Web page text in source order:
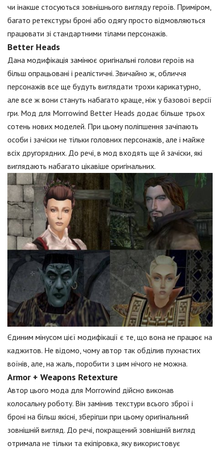
чи інакше стосуються зовнішнього вигляду героїв. Приміром,
багато ретекстуры броні або одягу просто відмовляються
працювати зі стандартними тілами персонажів.
Better Heads
Дана модифікація замінює оригінальні голови героїв на
більш опрацьовані і реалістичні. Звичайно ж, обличчя
персонажів все ще будуть виглядати трохи карикатурно,
але все ж вони стануть набагато краще, ніж у базової версії
гри. Мод для Morrowind Better Heads додає більше трьох
сотень нових моделей. При цьому поліпшення зачіпають
особи і зачіски не тільки головних персонажів, але і майже
всіх другорядних. До речі, в мод входять ще й зачіски, які
виглядають набагато цікавіше оригінальних.
Єдиним мінусом цієї модифікації є те, що вона не працює на
каджитов. Не відомо, чому автор так обділив пухнастих
воїнів, але, на жаль, поробити з цим нічого не можна.
Armor + Weapons Retexture
Автор цього мода для Morrowind дійсно виконав
колосальну роботу. Він замінив текстури всього зброї і
броні на більш якісні, зберігши при цьому оригінальний
зовнішній вигляд. До речі, покращений зовнішній вигляд
отримала не тільки та екіпіровка, яку використовує